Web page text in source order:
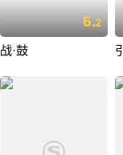
6.2
战·鼓